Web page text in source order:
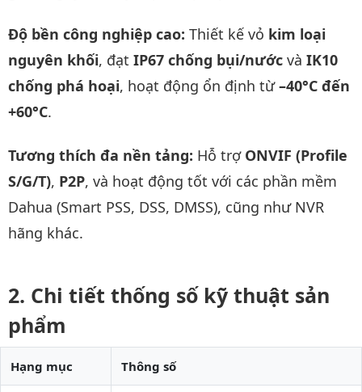
Độ bền công nghiệp cao: Thiết kế vỏ kim loại
nguyên khối, đạt IP67 chống bụi/nước và IK10
chống phá hoại, hoạt động ổn định từ–40°C đến
+60°C.
Tương thích đa nền tảng: Hỗ trợ ONVIF (Profile
S/G/T), P2P, và hoạt động tốt với các phần mềm
Dahua (Smart PSS, DSS, DMSS), cũng như NVR
hãng khác.
Chi tiết thống số kỹ thuật sản
phẩm
Hạng mục Thông số